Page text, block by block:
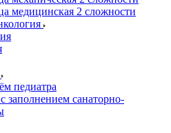
медицинская 2 сложности
педиатра
заполнением санаторно-